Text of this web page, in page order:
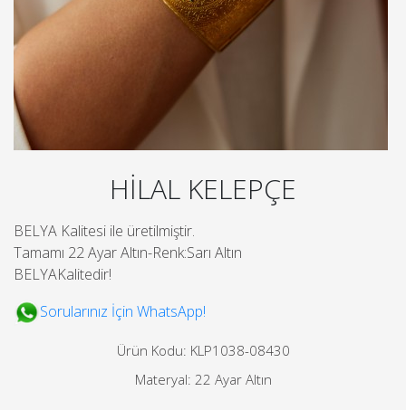
HİLAL KELEPÇE
BELYA Kalitesi ile üretilmiştir.
Tamamı 22 Ayar Altın-Renk:Sarı Altın
BELYAKalitedir!
Sorularınız İçin WhatsApp!
Ürün Kodu: KLP1038-08430
Materyal: 22 Ayar Altın